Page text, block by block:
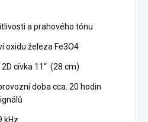
a prahového tónu
oxidu železa Fe3O4
cívka 11“ (28 cm)
doba cca. 20 hodin
kHz